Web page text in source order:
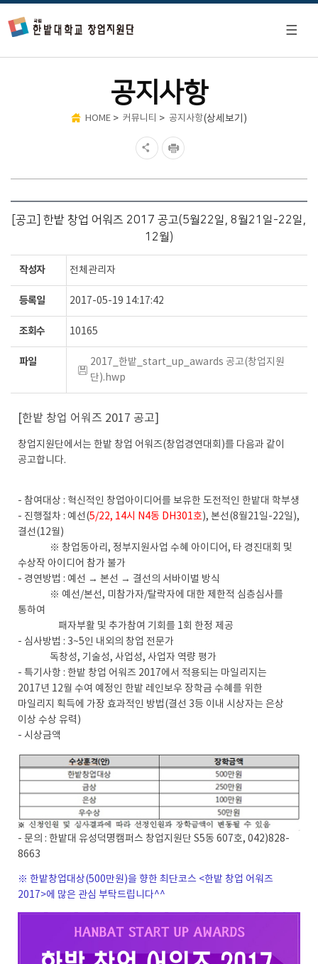
공지사항
HOME > 커뮤니티 > 공지사항(상세보기)
[공고] 한밭 창업 어워즈 2017 공고(5월22일, 8월21일-22일,
12월)
작성자 전체관리자
등록일 2017-05-19 14:17:42
조회수 10165
파일
2017_한밭_start_up_awards 공고(창업지원
단).hwp
[한밭 창업 어워즈 2017 공고]
창업지원단에서는 한밭 창업 어워즈(창업경연대회)를 다음과 같이
공고합니다.
- 참여대상 : 혁신적인 창업아이디어를 보유한 도전적인 한밭대 학부생
- 진행절차 : 예선(5/22, 14시 N4동 DH301호), 본선(8월21일-22일),
결선(12월)
※ 창업동아리, 정부지원사업 수혜 아이디어, 타 경진대회 및
수상작 아이디어 참가 불가
- 경연방법 : 예선 → 본선 → 결선의 서바이벌 방식
※ 예선/본선, 미참가자/탈락자에 대한 제한적 심층심사를
통하여
패자부활 및 추가참여 기회를 1회 한정 제공
- 심사방법 : 3~5인 내외의 창업 전문가
독창성, 기술성, 사업성, 사업자 역량 평가
- 특기사항 : 한밭 창업 어워즈 2017에서 적용되는 마일리지는
2017년 12월 수여 예정인 한밭 레인보우 장학금 수혜를 위한
마일리지 획득에 가장 효과적인 방법(결선 3등 이내 시상자는 은상
이상 수상 유력)
- 시상금액
- 문의 : 한밭대 유성덕명캠퍼스 창업지원단 S5동 607호, 042)828-
8663
※ 한밭창업대상(500만원)을 향한 최단코스 <한밭 창업 어워즈
2017>에 많은 관심 부탁드립니다^^